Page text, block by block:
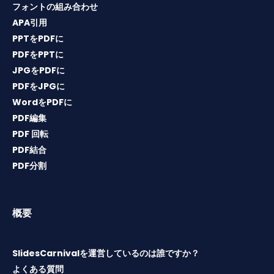
フォントの組み合わせ
APA引用
PPTをPDFに
PDFをPPTに
JPGをPDFに
PDFをJPGに
WordをPDFに
PDF編集
PDF 回転
PDF結合
PDF分割
概要
SlidesCarnivalを運営しているのは誰ですか？
よくある質問